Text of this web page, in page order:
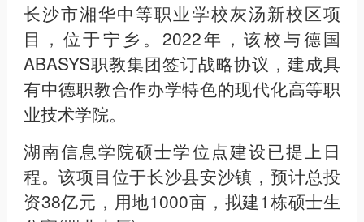
长沙市湘华中等职业学校灰汤新校区项
目，位于宁乡。2022年，该校与德国
ABASYS职教集团签订战略协议，建成具
有中德职教合作办学特色的现代化高等职
业技术学院。
湖南信息学院硕士学位点建设已提上日
程。该项目位于长沙县安沙镇，预计总投
资38亿元，用地1000亩，拟建1栋硕士生